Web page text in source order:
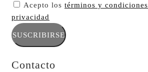
Acepto los términos y condiciones
privacidad
SUSCRIBIRSE
Contacto